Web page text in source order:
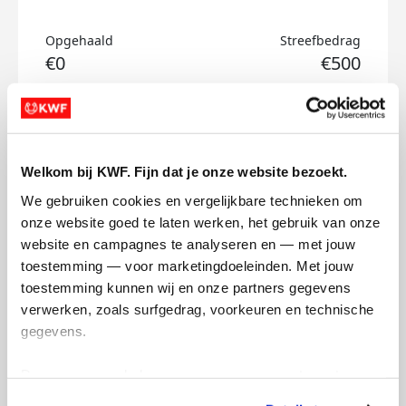
Welkom bij KWF. Fijn dat je onze website bezoekt.
We gebruiken cookies en vergelijkbare technieken om
onze website goed te laten werken, het gebruik van onze
website en campagnes te analyseren en — met jouw
toestemming — voor marketingdoeleinden. Met jouw
toestemming kunnen wij en onze partners gegevens
verwerken, zoals surfgedrag, voorkeuren en technische
gegevens.
Opgehaald
€0
Streefbedrag
€500
Doneer
Douwe's badges